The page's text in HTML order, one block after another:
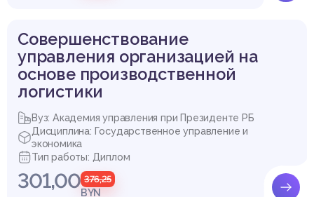
Совершенствование
управления организацией на
основе производственной
логистики
Вуз: Академия управления при Президенте РБ
Дисциплина: Государственное управление и
экономика
Тип работы: Диплом
301,00 376,25
BYN